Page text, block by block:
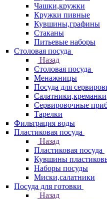
Чашки,кружки
Кружки пивные
Кувшины,графины
Стаканы
Питьевые наборы
Столовая посуда
Назад
Столовая посуда
Менажницы
Посуда для
Салатники,креманки
Сервировочные
Тарелки
Фильтрация воды
Пластиковая посуда
Назад
Пластиковая посуда
Кувшины
Наборы посуды
Миски,салатники
Посуда для готовки
Назад